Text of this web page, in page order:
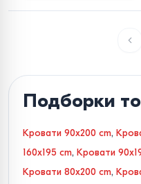
Подборки
Кровати 90x200 cm,
160x195 cm, Кровати
Кровати 80x200 cm,